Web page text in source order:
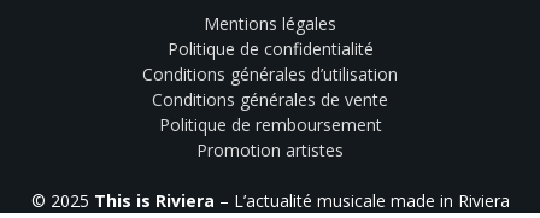
Mentions légales
Politique de confidentialité
Conditions générales d’utilisation
Conditions générales de vente
Politique de remboursement
Promotion artistes
© 2025 This is Riviera – L’actualité musicale made in Riviera